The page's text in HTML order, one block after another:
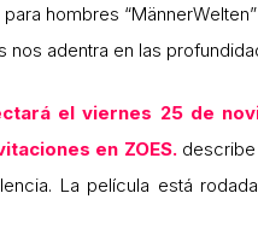
hombres
nos adentra en las
el viernes 25 de
en ZOES.describe
La película está